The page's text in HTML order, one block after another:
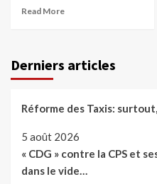
Read More
Derniers articles
Réforme des Taxis:
5 août 2026
« CDG » contre la CPS et
dans le vide…